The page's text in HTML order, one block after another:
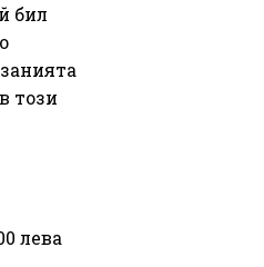
бил
този
лева